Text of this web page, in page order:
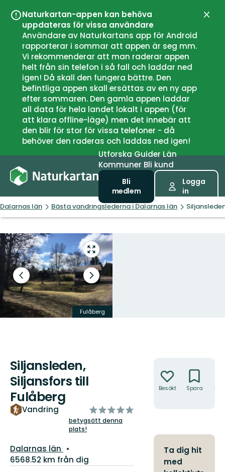
Naturkartan-appen kan behöva
uppdateras för vissa användare
Användare av Naturkartans app för Android
rapporterar i sommar att appen är seg mm.
Vi rekommenderar att man raderar appen
helt från sin telefon i så fall och laddar ned
igen! Då skall den fungera bättre. Den
befintliga appen skall ersättas av en ny app
efter sommaren. Den gamla appen laddar
all data för hela landet lokalt i appen (för
att klara offline-läge) men det innebär att
den blir för stor för vissa telefoner - då
behöver den raderas och laddas ned igen!
UtforskaGuiderLän
Kommuner Bli kund
Bli
medlem
Logga
in
Dalarnas län Bästa vandringslederna i Dalarnas län
Gå
till
helskärmsläge
Föregående
bild
Nästa
bildspel
Fulåberg
Siljansleden,
Siljansfors till
Fulåberg
Vandring
av
5
betygsätt denna
plats!
Län:
Dalarnas län
6568.52 km från dig
Besökt Spara
Ta dig hit
med